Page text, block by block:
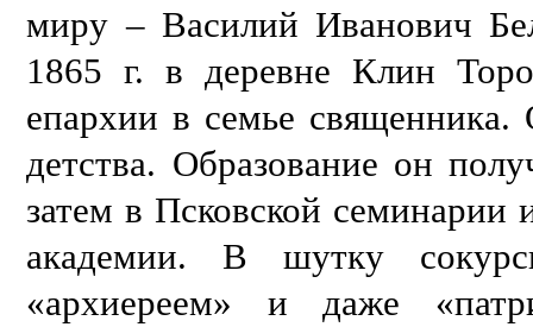
миру – Василий Иванович
1865 г. в деревне Клин
епархии в семье священника.
детства. Образование он
затем в Псковской семинарии
академии. В шутку
«архиереем» и даже